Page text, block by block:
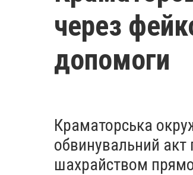
через
допомоги
Краматорська
обвинувальний акт
шахрайством